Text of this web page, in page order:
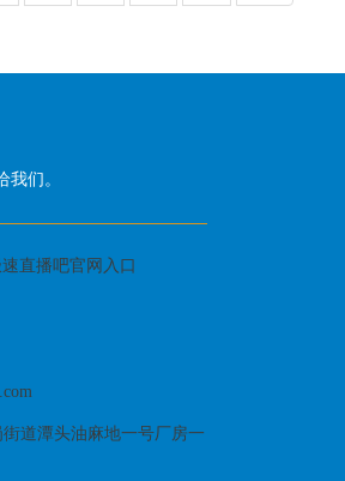
我们。
直播吧官网入口
道潭头油麻地一号厂房一